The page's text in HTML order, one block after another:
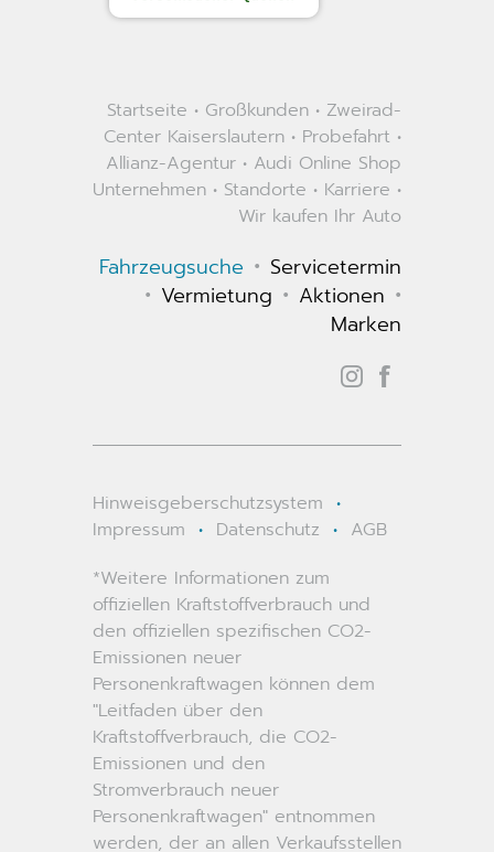
Startseite • Großkunden • Zweirad-
Center Kaiserslautern • Probefahrt •
Allianz-Agentur • Audi Online Shop
Unternehmen • Standorte • Karriere •
Wir kaufen Ihr Auto
Fahrzeugsuche • Servicetermin
• Vermietung • Aktionen •
Marken
Hinweisgeberschutzsystem •
Impressum • Datenschutz • AGB
*Weitere Informationen zum
offiziellen Kraftstoffverbrauch und
den offiziellen spezifischen CO2-
Emissionen neuer
Personenkraftwagen können dem
"Leitfaden über den
Kraftstoffverbrauch, die CO2-
Emissionen und den
Stromverbrauch neuer
Personenkraftwagen" entnommen
werden, der an allen Verkaufsstellen